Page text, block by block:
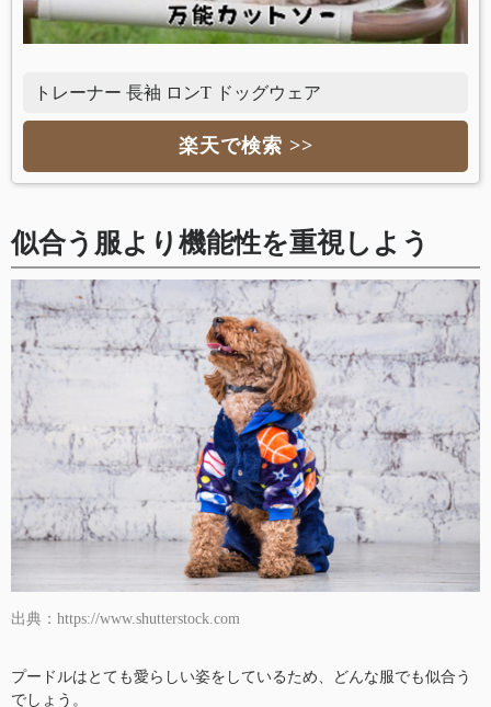
トレーナー 長袖 ロンT ドッグウェア
楽天で検索 >>
似合う服より機能性を重視しよう
出典：https://www.shutterstock.com
プードルはとても愛らしい姿をしているため、どんな服でも似合う
でしょう。